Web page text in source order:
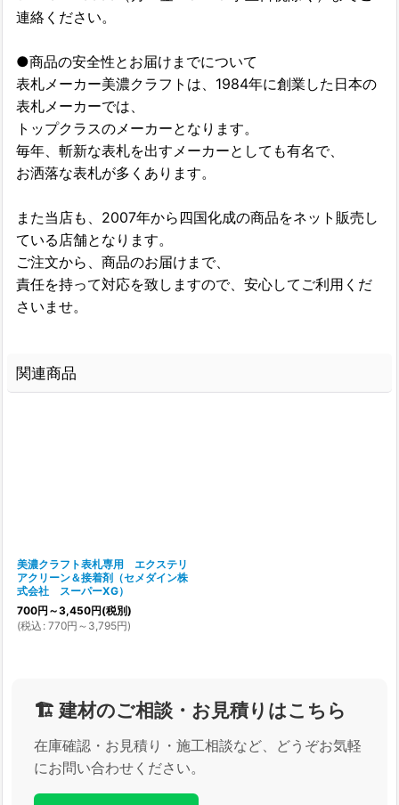
連絡ください。
●商品の安全性とお届けまでについて
表札メーカー美濃クラフトは、1984年に創業した日本の
表札メーカーでは、
トップクラスのメーカーとなります。
毎年、斬新な表札を出すメーカーとしても有名で、
お洒落な表札が多くあります。
また当店も、2007年から四国化成の商品をネット販売し
ている店舗となります。
ご注文から、商品のお届けまで、
責任を持って対応を致しますので、安心してご利用くだ
さいませ。
関連商品
美濃クラフト表札専用 エクステリ
アクリーン＆接着剤（セメダイン株
式会社 スーパーXG）
700円 ～3,450円(税別)
(税込 : 770円 ～3,795円)
🏗️ 建材のご相談・お見積りはこちら
在庫確認・お見積り・施工相談など、どうぞお気軽
にお問い合わせください。